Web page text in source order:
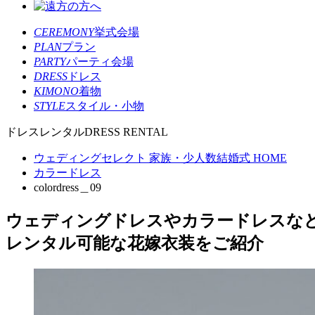
CEREMONY挙式会場
PLANプラン
PARTYパーティ会場
DRESS ドレス
KIMONO着物
STYLEスタイル・小物
ドレスレンタルDRESS RENTAL
ウェディングセレクト 家族・少人数結婚式 HOME
カラードレス
colordress＿09
ウェディングドレスやカラードレスな
レンタル可能な花嫁衣装をご紹介